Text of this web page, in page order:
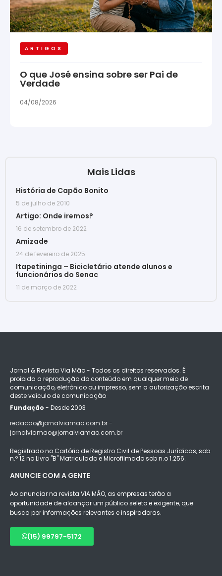
ARTIGOS
O que José ensina sobre ser Pai de
Verdade
04/08/2026
Mais Lidas
História de Capão Bonito
5 de julho de 2010
Artigo: Onde iremos?
16 de setembro de 2022
Amizade
24 de fevereiro de 2025
Itapetininga – Bicicletário atende alunos e
funcionários do Senac
11 de março de 2022
Jornal & Revista Via Mão - Todos os direitos reservados. É
proibida a reprodução do conteúdo em qualquer meio de
comunicação, eletrônico ou impresso, sem a autorização escrita
deste veículo de comunicação
Fundação - Desde 2003
redacao@jornalviamao.com.br -
jornalviamao@jornalviamao.com.br
Registrado no Cartório de Registro Civil de Pessoas Jurídicas, sob
n.º 12 no Livro "B" Matriculado e Microfilmado sob n.o 1.256.
ANUNCIE COM A GENTE
Ao anunciar na revista VIA MÃO, as empresas terão a
oportunidade de alcançar um público seleto e exigente, que
busca por informações relevantes e inspiradoras.
(15) 99797-5172